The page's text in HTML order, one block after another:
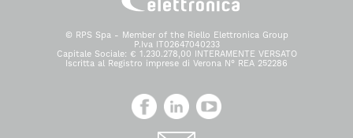
© RPS Spa - Member of the Riello Elettronica Group
P.Iva IT02647040233
Capitale Sociale: € 1.230.278,00 INTERAMENTE VERSATO
Iscritta al Registro imprese di Verona N° REA 252286